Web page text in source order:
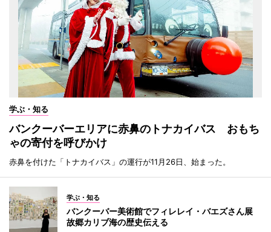
学ぶ・知る
バンクーバーエリアに赤鼻のトナカイバス おもち
ゃの寄付を呼びかけ
赤鼻を付けた「トナカイバス」の運行が11月26日、始まった。
学ぶ・知る
バンクーバー美術館でフィレレイ・バエズさん展
故郷カリブ海の歴史伝える